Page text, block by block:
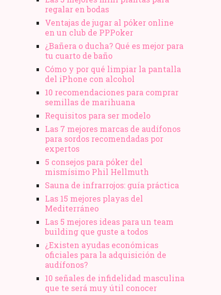
regalar en bodas
Ventajas de jugar al póker online
en un club de PPPoker
¿Bañera o ducha? Qué es mejor para
tu cuarto de baño
Cómo y por qué limpiar la pantalla
del iPhone con alcohol
10 recomendaciones para comprar
semillas de marihuana
Requisitos para ser modelo
Las 7 mejores marcas de audífonos
para sordos recomendadas por
expertos
5 consejos para póker del
mismísimo Phil Hellmuth
Sauna de infrarrojos: guía práctica
Las 15 mejores playas del
Mediterráneo
Las 5 mejores ideas para un team
building que guste a todos
¿Existen ayudas económicas
oficiales para la adquisición de
audífonos?
10 señales de infidelidad masculina
que te será muy útil conocer